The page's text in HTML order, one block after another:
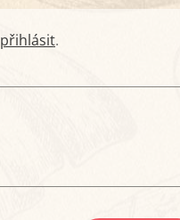
přihlásit.